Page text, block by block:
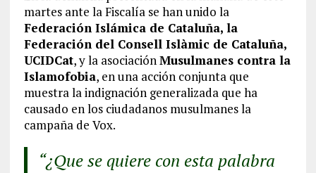
martes ante la Fiscalía se han unido la
Federación Islámica de Cataluña, la
Federación del Consell Islàmic de Cataluña,
UCIDCat, y la asociaciónMusulmanes contra la
Islamofobia, en una acción conjunta que
muestra la indignación generalizada que ha
causado en los ciudadanos musulmanes la
campaña de Vox.
“¿Que se quiere con esta palabra